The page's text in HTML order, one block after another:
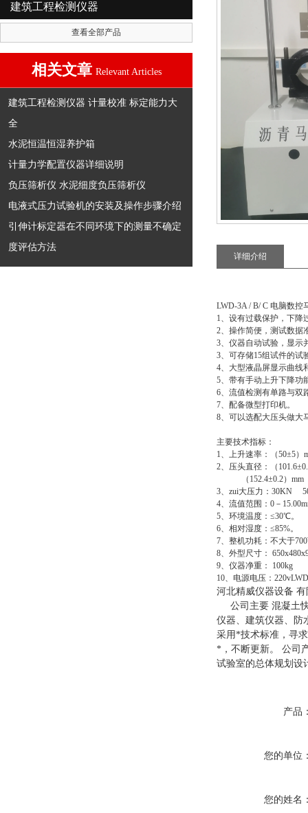
详细介绍
LWD-3A / B/ C 电脑数
1、设有过载保护，下降
2、操作简便，测试数据
3、仪器自动试验，显示
3、可存储15组试件的试
4、大型液晶屏显示曲线
5、带有手动上升下降功
6、流值检测有单路与双
7、配备微型打印机。
8、可以选配大压头做大
主要技术指标：
1、上升速率：（50±5）
2、压头直径：（
（152.4±0.2）mm
3、zui大压力：
4、流值范围：0－
5、环境温度：≤30℃。
6、相对湿度：≤85%。
7、整机功耗：不大于
8、外型尺寸：
9、仪器净重： 100kg
10、电源电压：220v
河北精威仪器设备
公司主要 混凝土
仪器、建筑仪器、防
采用*技术标准，寻
*，不断更新。 公司
试验室的总体规划设
产品
您的单位
您的姓名
建筑工程检测仪器
查看全部产品
相关文章 Relevant Articles
建筑工程检测仪器 计量校准 标定能力大
全
水泥恒温恒湿养护箱
计量力学配置仪器详细说明
负压筛析仪 水泥细度负压筛析仪
电液式压力试验机的安装及操作步骤介绍
引伸计标定器在不同环境下的测量不确定
度评估方法